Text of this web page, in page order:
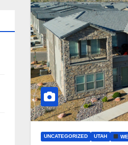
UNCATEGORIZED UTAH